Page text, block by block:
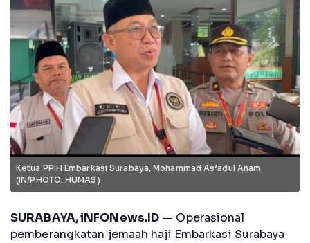
Ketua PPIH Embarkasi Surabaya, Mohammad As’adul Anam
(IN/PHOTO: HUMAS)
SURABAYA, iNFONews.ID — Operasional
pemberangkatan jemaah haji Embarkasi Surabaya